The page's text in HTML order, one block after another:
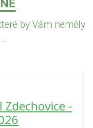
by Vám neměly
Zdechovice -